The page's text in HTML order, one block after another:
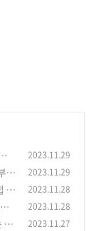
2023.11.29
부
2023.11.29
전
2023.11.28
2023.11.28
만
2023.11.27